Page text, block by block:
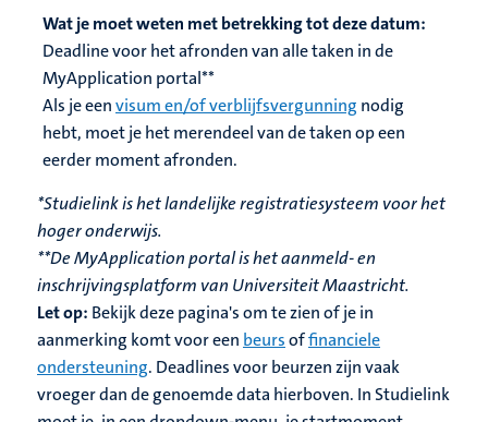
Wat je moet weten met betrekking tot deze datum:
Deadline voor het afronden van alle taken in de
MyApplication portal**
Als je eenvisum en/of verblijfsvergunning nodig
hebt, moet je het merendeel van de taken op een
eerder moment afronden.
*Studielink is het landelijke registratiesysteem voor het
hoger onderwijs.
**De MyApplication portal is het aanmeld- en
inschrijvingsplatform van Universiteit Maastricht.
Let op: Bekijk deze pagina's om te zien of je in
aanmerking komt voor een beursoffinanciele
ondersteuning. Deadlines voor beurzen zijn vaak
vroeger dan de genoemde data hierboven. In Studielink